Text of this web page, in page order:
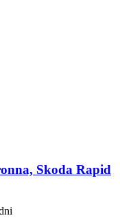
Skoda Rapid